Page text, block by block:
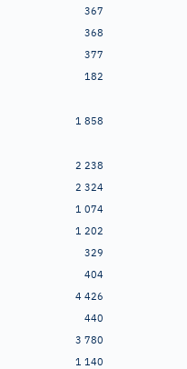
367
368
377
182
1 858
2 238
2 324
1 074
1 202
329
404
4 426
440
3 780
1 140